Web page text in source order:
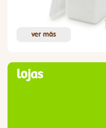
ver más
lojas